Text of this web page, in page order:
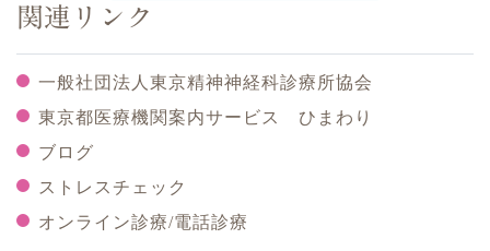
関連リンク
一般社団法人東京精神神経科診療所協会
東京都医療機関案内サービス ひまわり
ブログ
ストレスチェック
オンライン診療/電話診療